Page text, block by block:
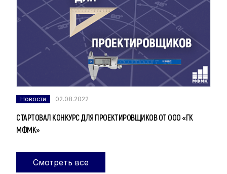
Новости 02.08.2022
СТАРТОВАЛ КОНКУРС ДЛЯ ПРОЕКТИРОВЩИКОВ ОТ ООО «ГК
МФМК»
Смотреть все